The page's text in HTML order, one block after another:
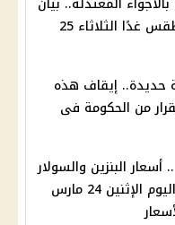
عاجل بشأن حالة الطقس غدًا الثلاثاء 25
حديدة.. إيقاف هذه
من الحكومة فى
أسعار البنزين والسولار
في محطات الوقود اليوم الإثنين 24 مارس